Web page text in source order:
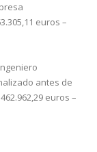
euros –
antes de
euros –